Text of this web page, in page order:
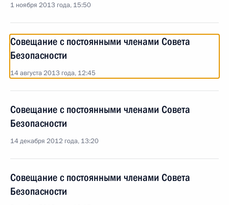
1 ноября 2013 года, 15:50
Совещание с постоянными членами Совета
Безопасности
14 августа 2013 года, 12:45
Совещание с постоянными членами Совета
Безопасности
14 декабря 2012 года, 13:20
Совещание с постоянными членами Совета
Безопасности